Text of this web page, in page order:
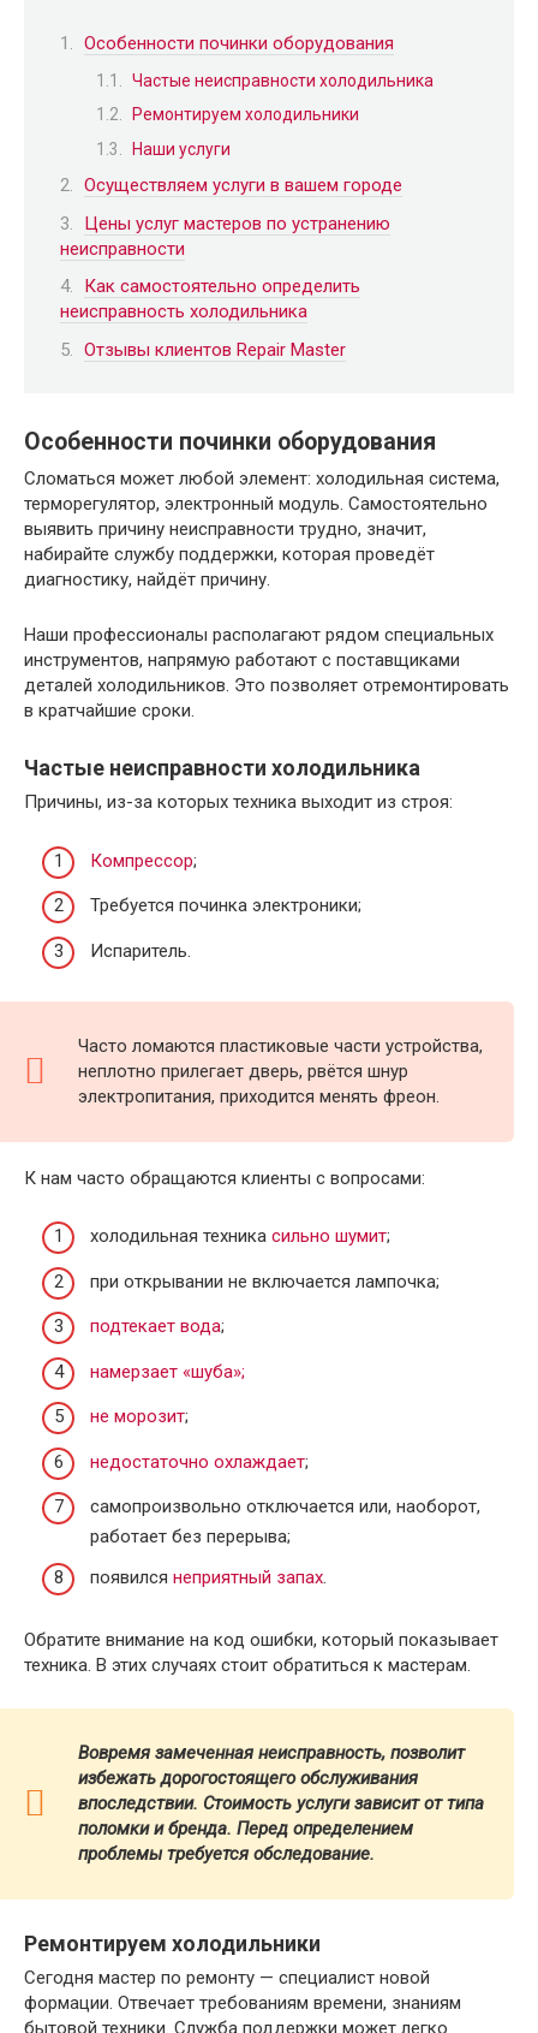
Особенности починки оборудования
Частые неисправности холодильника
Ремонтируем холодильники
Наши услуги
Осуществляем услуги в вашем городе
Цены услуг мастеров по устранению
неисправности
Как самостоятельно определить
неисправность холодильника
Отзывы клиентов Repair Master
Особенности починки оборудования
Сломаться может любой элемент: холодильная система,
терморегулятор, электронный модуль. Самостоятельно
выявить причину неисправности трудно, значит,
набирайте службу поддержки, которая проведёт
диагностику, найдёт причину.
Наши профессионалы располагают рядом специальных
инструментов, напрямую работают с поставщиками
деталей холодильников. Это позволяет отремонтировать
в кратчайшие сроки.
Частые неисправности холодильника
Причины, из-за которых техника выходит из строя:
Компрессор;
Требуется починка электроники;
Испаритель.
Часто ломаются пластиковые части устройства,
неплотно прилегает дверь, рвётся шнур
электропитания, приходится менять фреон.
К нам часто обращаются клиенты с вопросами:
холодильная техника сильно шумит;
при открывании не включается лампочка;
подтекает вода;
намерзает «шуба»;
не морозит;
недостаточно охлаждает;
самопроизвольно отключается или, наоборот,
работает без перерыва;
появился неприятный запах.
Обратите внимание на код ошибки, который показывает
техника. В этих случаях стоит обратиться к мастерам.
Вовремя замеченная неисправность, позволит
избежать дорогостоящего обслуживания
впоследствии. Стоимость услуги зависит от типа
поломки и бренда. Перед определением
проблемы требуется обследование.
Ремонтируем холодильники
Сегодня мастер по ремонту — специалист новой
формации. Отвечает требованиям времени, знаниям
бытовой техники. Служба поддержки может легко